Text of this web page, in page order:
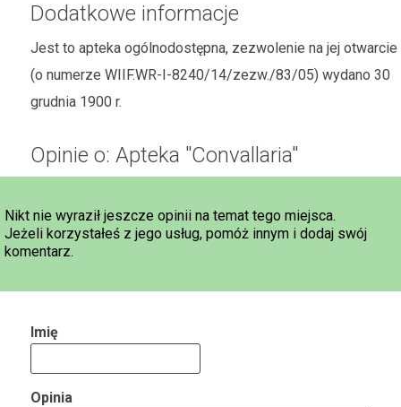
Dodatkowe informacje
Jest to apteka ogólnodostępna, zezwolenie na jej otwarcie
(o numerze WIIF.WR-I-8240/14/zezw./83/05) wydano 30
grudnia 1900 r.
Opinie o: Apteka "Convallaria"
Nikt nie wyraził jeszcze opinii na temat tego miejsca.
Jeżeli korzystałeś z jego usług, pomóż innym i dodaj swój
komentarz.
Imię
Opinia